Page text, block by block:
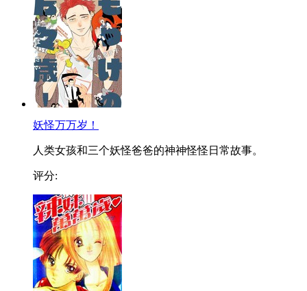
妖怪万万岁！
人类女孩和三个妖怪爸爸的神神怪怪日常故事。
评分: